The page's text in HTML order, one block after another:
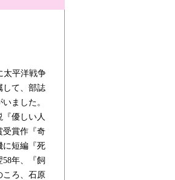
太平洋戦争
して、部誌
ました。
優しい人
受賞作『奇
に短編『死
年、『飼
ころ、石原